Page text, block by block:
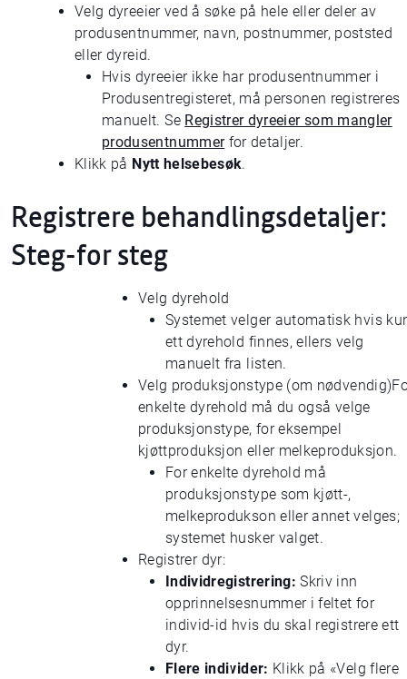
Velg dyreeier ved å søke på hele eller deler av
produsentnummer, navn, postnummer, poststed
eller dyreid.
Hvis dyreeier ikke har produsentnummer i
Produsentregisteret, må personen registreres
manuelt. Se Registrer dyreeier som mangler
produsentnummerfor detaljer.
Klikk på Nytt helsebesøk.
Registrere behandlingsdetaljer:
Steg-for steg
Velg dyrehold
Systemet velger automatisk hvis
ett dyrehold finnes, ellers velg
manuelt fra listen.
Velg produksjonstype (om
enkelte dyrehold må du også velge
produksjonstype, for eksempel
kjøttproduksjon eller melkeproduksjon.
For enkelte dyrehold må
produksjonstype som kjøtt-,
melkeprodukson eller annet velges;
systemet husker valget.
Registrer dyr:
Individregistrering: Skriv inn
opprinnelsesnummer i feltet for
individ-id hvis du skal registrere ett
dyr.
Flere individer: Klikk på «Velg flere